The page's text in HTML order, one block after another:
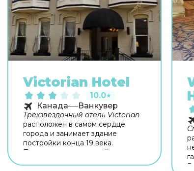
Victorian Hotel
10.0★
Канада Ванкувер
Трехзвездочный отель Victorian
расположен в самом сердце
города и занимает здание
постройки конца 19 века.
Поездка в аэропорт займет у вас